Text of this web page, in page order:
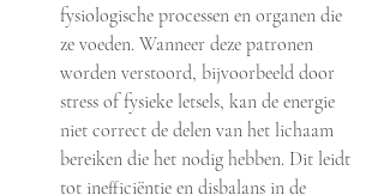
fysiologische processen en organen die
ze voeden. Wanneer deze patronen
worden verstoord, bijvoorbeeld door
stress of fysieke letsels, kan de energie
niet correct de delen van het lichaam
bereiken die het nodig hebben. Dit leidt
tot inefficiëntie en disbalans in de